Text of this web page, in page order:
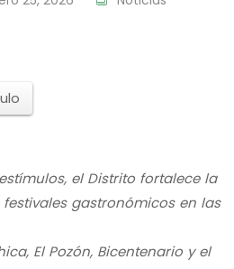
el Distrito fortalece la
gastronómicos en las
El Pozón, Bicentenario y el